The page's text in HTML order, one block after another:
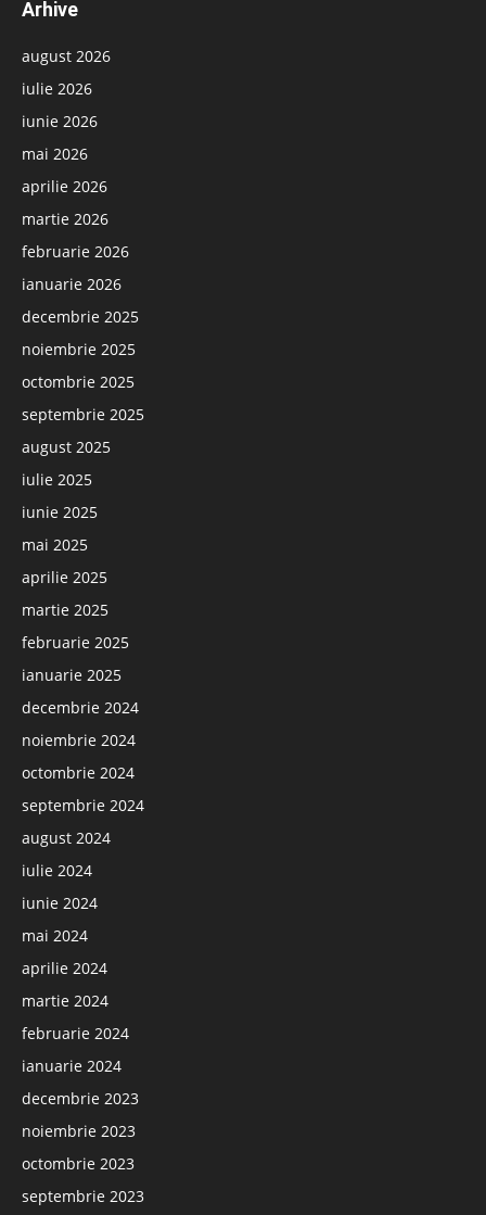
Arhive
august 2026
iulie 2026
iunie 2026
mai 2026
aprilie 2026
martie 2026
februarie 2026
ianuarie 2026
decembrie 2025
noiembrie 2025
octombrie 2025
septembrie 2025
august 2025
iulie 2025
iunie 2025
mai 2025
aprilie 2025
martie 2025
februarie 2025
ianuarie 2025
decembrie 2024
noiembrie 2024
octombrie 2024
septembrie 2024
august 2024
iulie 2024
iunie 2024
mai 2024
aprilie 2024
martie 2024
februarie 2024
ianuarie 2024
decembrie 2023
noiembrie 2023
octombrie 2023
septembrie 2023